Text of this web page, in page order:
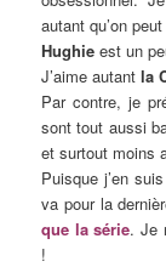
autant qu’on
Hughie est un
J’aime autantla
Par contre, je
sont tout aussi
et surtout moins
Puisque j’en
va pour la
que la série. Je
!